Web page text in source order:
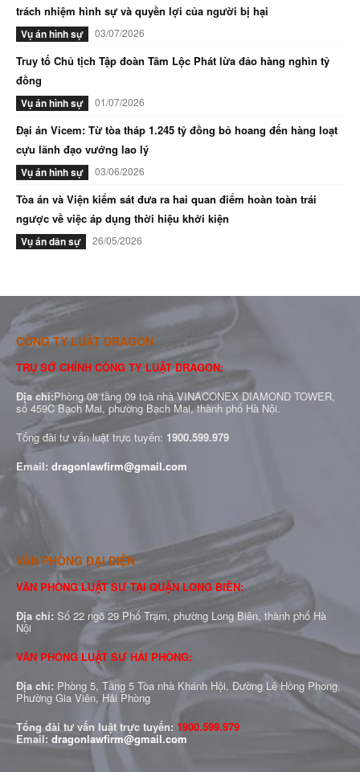
trách nhiệm hình sự và quyền lợi của người bị hại
Vụ án hình sự 03/07/2026
Truy tố Chủ tịch Tập đoàn Tâm Lộc Phát lừa đảo hàng nghìn tỷ
đồng
Vụ án hình sự 01/07/2026
Đại án Vicem: Từ tòa tháp 1.245 tỷ đồng bỏ hoang đến hàng loạt
cựu lãnh đạo vướng lao lý
Vụ án hình sự 03/06/2026
Tòa án và Viện kiểm sát đưa ra hai quan điểm hoàn toàn trái
ngược về việc áp dụng thời hiệu khởi kiện
Vụ án dân sự 26/05/2026
CÔNG TY LUẬT DRAGON
TRỤ SỞ CHÍNH CÔNG TY LUẬT DRAGON:
Địa chỉ:Phòng 08 tầng 09 toà nhà VINACONEX DIAMOND TOWER,
số 459C Bạch Mai, phường Bạch Mai, thành phố Hà Nội.
Tổng đài tư vấn luật trực tuyến: 1900.599.979
Email: dragonlawfirm@gmail.com
VĂN PHÒNG ĐẠI DIỆN
VĂN PHÒNG LUẬT SƯ TẠI QUẬN LONG BIÊN:
Địa chỉ: Số 22 ngõ 29 Phố Trạm, phường Long Biên, thành phố Hà
Nội
VĂN PHÒNG LUẬT SƯ HẢI PHÒNG:
Địa chỉ: Phòng 5, Tầng 5 Tòa nhà Khánh Hội, Đường Lê Hồng Phong,
Phường Gia Viên, Hải Phòng
Tổng đài tư vấn luật trực tuyến: 1900.599.979
Email: dragonlawfirm@gmail.com